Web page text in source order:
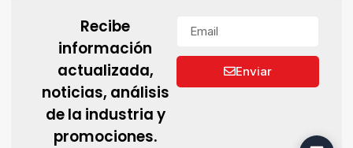
Recibe
información
actualizada,
noticias, análisis
de la industria y
promociones.
Enviar